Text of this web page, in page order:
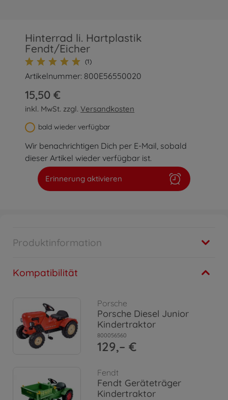
Hinterrad li. Hartplastik
Fendt/Eicher
(1)
Artikelnummer: 800E56550020
15,50 €
inkl. MwSt. zzgl.Versandkosten
bald wieder verfügbar
Wir benachrichtigen Dich per E-Mail, sobald
dieser Artikel wieder verfügbar ist.
Erinnerung aktivieren
Produktinformation
Kompatibilität
Porsche
Porsche Diesel Junior
Kindertraktor
800056560
129,– €
Fendt
Fendt Geräteträger
Kindertraktor